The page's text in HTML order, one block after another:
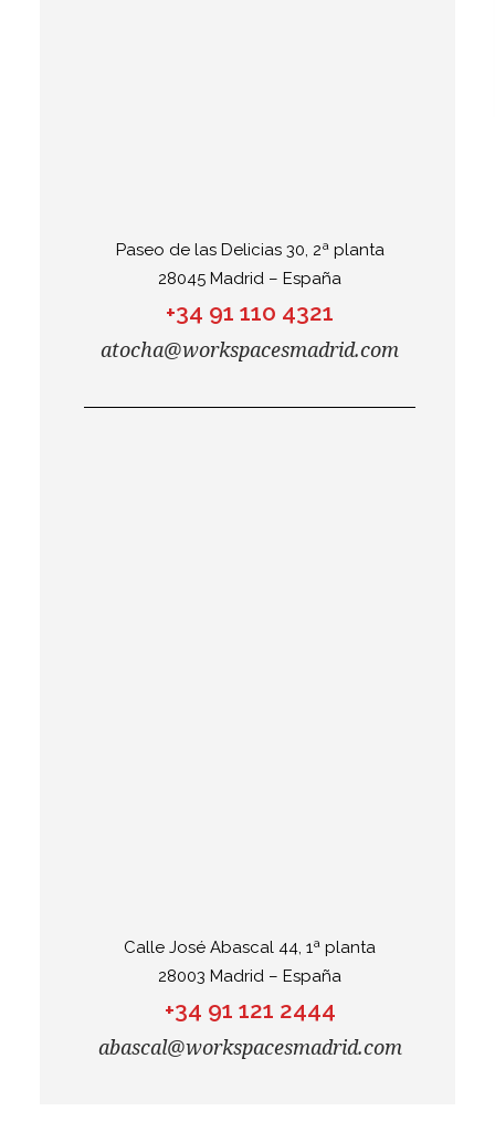
Paseo de las Delicias 30, 2ª planta
28045 Madrid – España
+34 91 110 4321
atocha@workspacesmadrid.com
Calle José Abascal 44, 1ª planta
28003 Madrid – España
+34 91 121 2444
abascal@workspacesmadrid.com